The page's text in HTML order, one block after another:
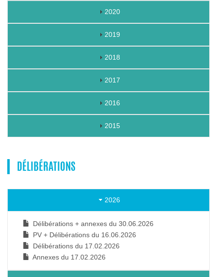
2020
2019
2018
2017
2016
2015
DÉLIBÉRATIONS
2026
Délibérations + annexes du 30.06.2026
PV + Délibérations du 16.06.2026
Délibérations du 17.02.2026
Annexes du 17.02.2026